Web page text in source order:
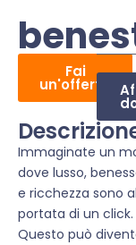
Fai
un'offerta
Immaginate un
dove lusso,
e ricchezza sono
portata di un click.
Questo può